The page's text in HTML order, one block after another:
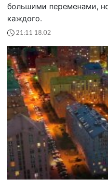
большими переменами,
каждого.
21:11 18.02